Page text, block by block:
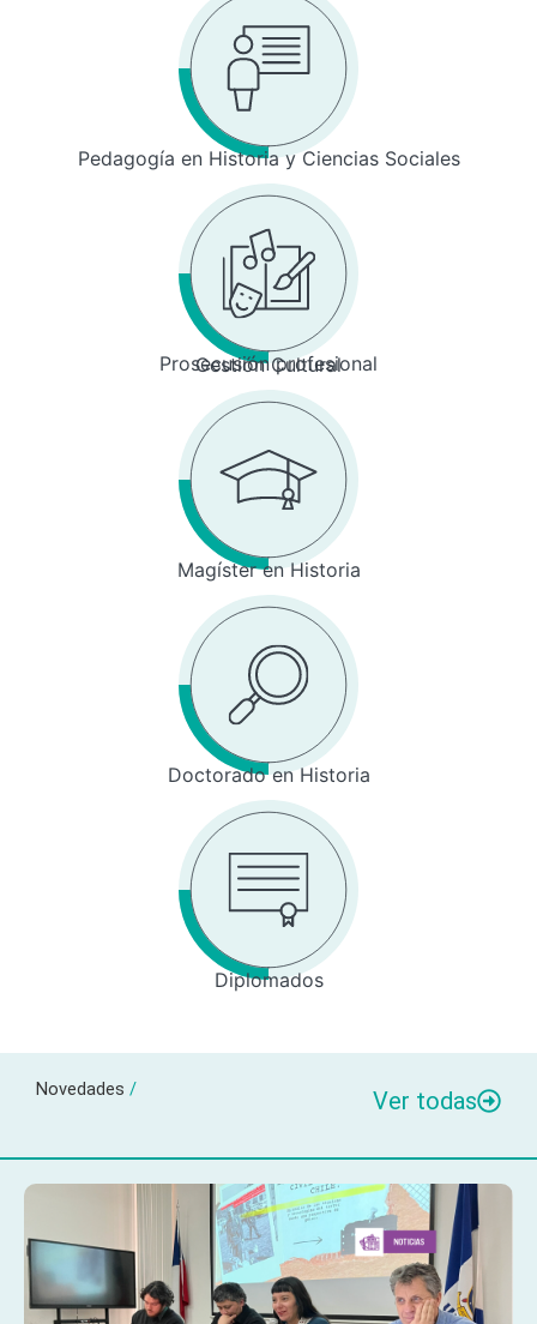
Pedagogía en Historia y Ciencias Sociales
Prosecusión profesional
Gestión Cultural
Magíster en Historia
Doctorado en Historia
Diplomados
Novedades / Ver todas